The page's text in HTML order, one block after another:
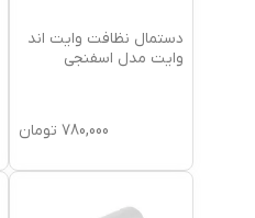
دستمال نظافت وایت اند
وایت مدل اسفنجی
780,000 تومان